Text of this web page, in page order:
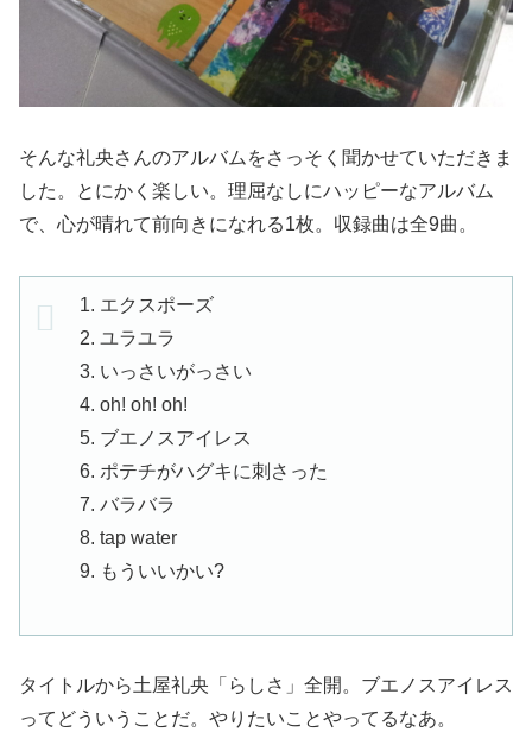
そんな礼央さんのアルバムをさっそく聞かせていただきま
した。とにかく楽しい。理屈なしにハッピーなアルバム
で、心が晴れて前向きになれる1枚。収録曲は全9曲。
1. エクスポーズ
2. ユラユラ
3. いっさいがっさい
4. oh! oh! oh!
5. ブエノスアイレス
6. ポテチがハグキに刺さった
7. バラバラ
8. tap water
9. もういいかい?
タイトルから土屋礼央「らしさ」全開。ブエノスアイレス
ってどういうことだ。やりたいことやってるなあ。